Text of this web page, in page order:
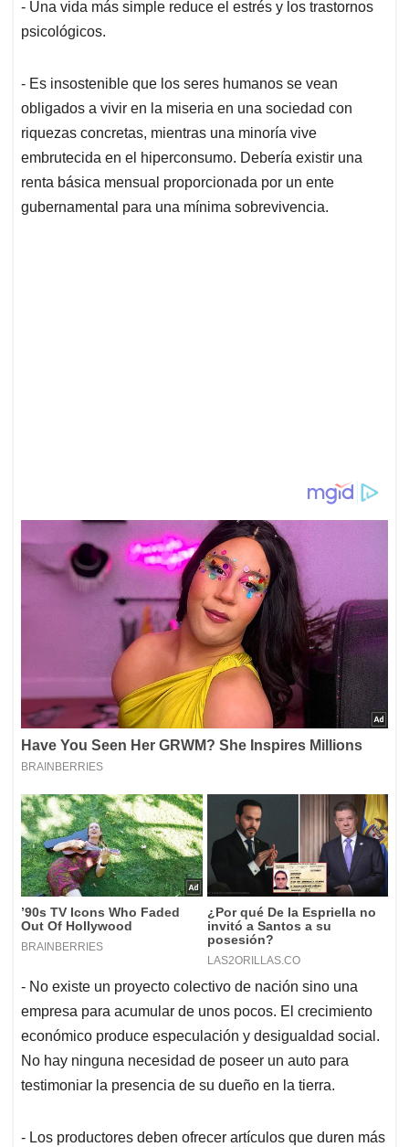
- Una vida más simple reduce el estrés y los trastornos
psicológicos.
- Es insostenible que los seres humanos se vean
obligados a vivir en la miseria en una sociedad con
riquezas concretas, mientras una minoría vive
embrutecida en el hiperconsumo. Debería existir una
renta básica mensual proporcionada por un ente
gubernamental para una mínima sobrevivencia.
- No existe un proyecto colectivo de nación sino una
empresa para acumular de unos pocos. El crecimiento
económico produce especulación y desigualdad social.
No hay ninguna necesidad de poseer un auto para
testimoniar la presencia de su dueño en la tierra.
- Los productores deben ofrecer artículos que duren más